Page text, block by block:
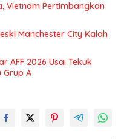
Vietnam Pertimbangkan
Manchester City Kalah
AFF 2026 Usai Tekuk
Grup A